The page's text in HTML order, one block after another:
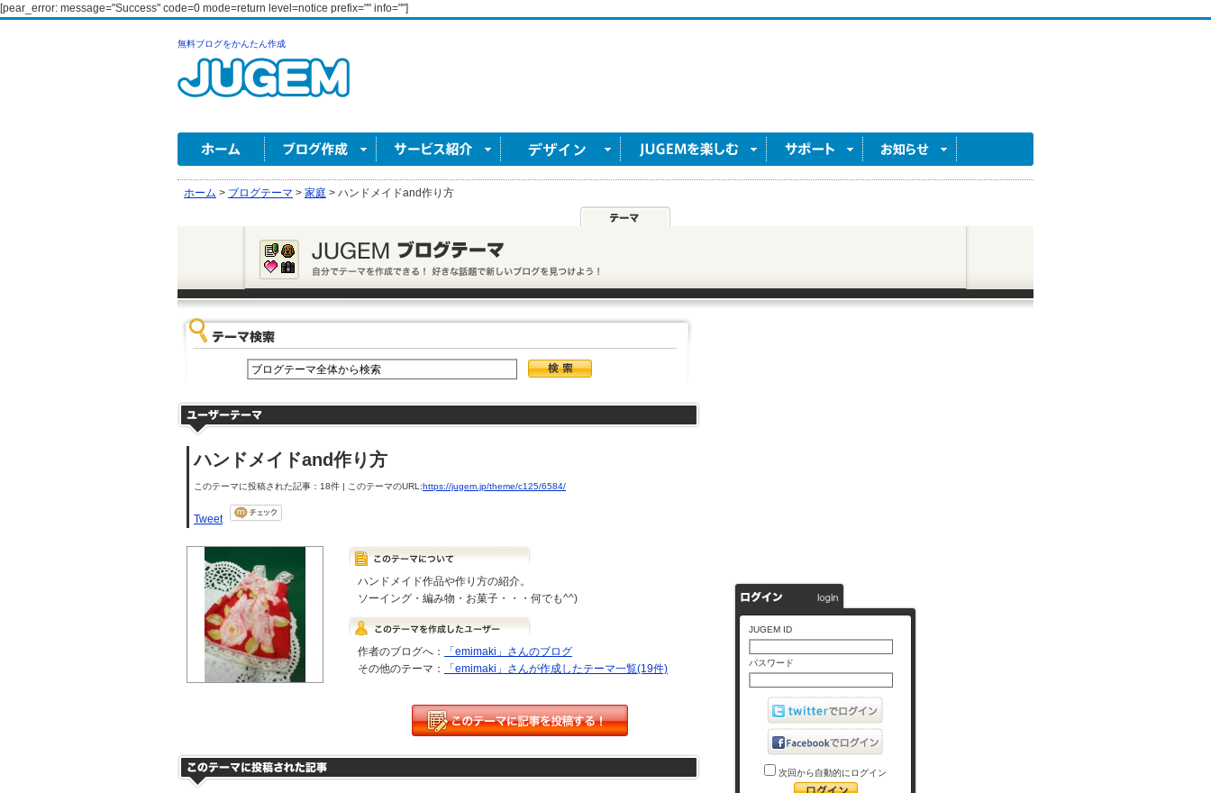
[pear_error: message="Success" code=0 mode=return level=notice prefix="" info=""]
無料ブログをかんたん作成
ホーム > ブログテーマ > 家庭 > ハンドメイドand作り方
ハンドメイドand作り方
このテーマに投稿された記事：18件 | このテーマのURL:https://jugem.jp/theme/c125/6584/
Tweet
ハンドメイド作品や作り方の紹介。
ソーイング・編み物・お菓子・・・何でも^^)
作者のブログへ：
「emimaki」さんのブログ
その他のテーマ：
「emimaki」さんが作成したテーマ一覧(19件)
JUGEM ID
パスワード
次回から自動的にログイン